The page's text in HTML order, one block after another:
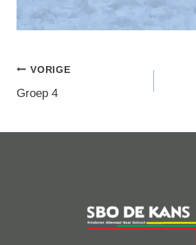
Berichtnavigatie
VORIGE
Groep 4